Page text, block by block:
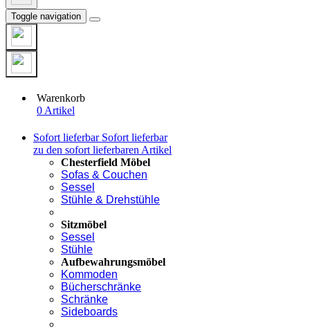
Toggle navigation
Warenkorb
0 Artikel
Sofort lieferbar Sofort lieferbar
zu den sofort lieferbaren Artikel
Chesterfield Möbel
Sofas & Couchen
Sessel
Stühle & Drehstühle
Sitzmöbel
Sessel
Stühle
Aufbewahrungsmöbel
Kommoden
Bücherschränke
Schränke
Sideboards